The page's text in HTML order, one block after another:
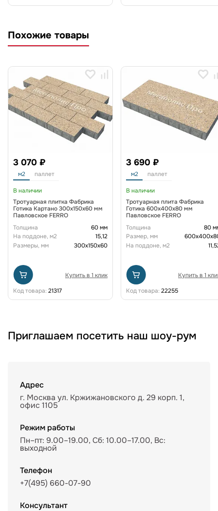
Похожие товары
3 070 ₽
м2 паллет
В наличии
Тротуарная плитка Фабрика
Готика Картано 300х150х60 мм
Павловское FERRO
Толщина
60 мм
На поддоне, м2
15,12
Размеры, мм
300х150х60
Купить в 1 клик
Код товара: 21317
3 690 ₽
м2 паллет
В наличии
Тротуарная плита Фабрика
Готика 600х400х80 мм
Павловское FERRO
Толщина
80
Размер, мм
На поддоне, м2
Купить в 1
Код товара: 22255
Приглашаем посетить наш шоу-рум
Адрес
г. Москва ул. Кржижановского д. 29 корп. 1,
офис 1105
Режим работы
Пн–пт: 9.00–19.00, Сб: 10.00–17.00, Вс:
выходной
Телефон
+7(495) 660-07-90
Консультант